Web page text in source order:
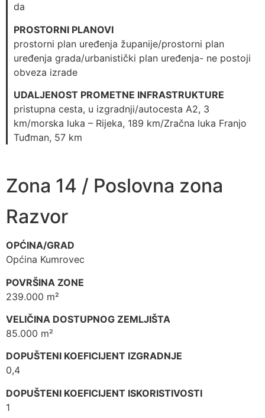
da
PROSTORNI PLANOVI
prostorni plan uređenja županije/prostorni plan
uređenja grada/urbanistički plan uređenja- ne postoji
obveza izrade
UDALJENOST PROMETNE INFRASTRUKTURE
pristupna cesta, u izgradnji/autocesta A2, 3
km/morska luka – Rijeka, 189 km/Zračna luka Franjo
Tuđman, 57 km
Zona 14 / Poslovna zona
Razvor
OPĆINA/GRAD
Općina Kumrovec
POVRŠINA ZONE
239.000 m²
VELIČINA DOSTUPNOG ZEMLJIŠTA
85.000 m²
DOPUŠTENI KOEFICIJENT IZGRADNJE
0,4
DOPUŠTENI KOEFICIJENT ISKORISTIVOSTI
1